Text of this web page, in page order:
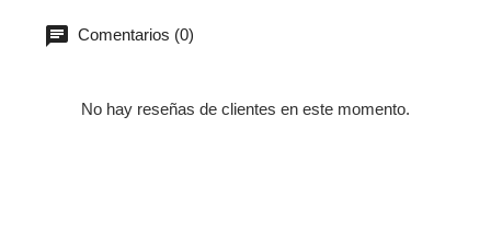
Comentarios (0)
No hay reseñas de clientes en este momento.